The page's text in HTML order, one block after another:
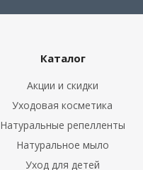
Каталог
Акции и скидки
Уходовая косметика
Натуральные репелленты
Натуральное мыло
Уход для детей